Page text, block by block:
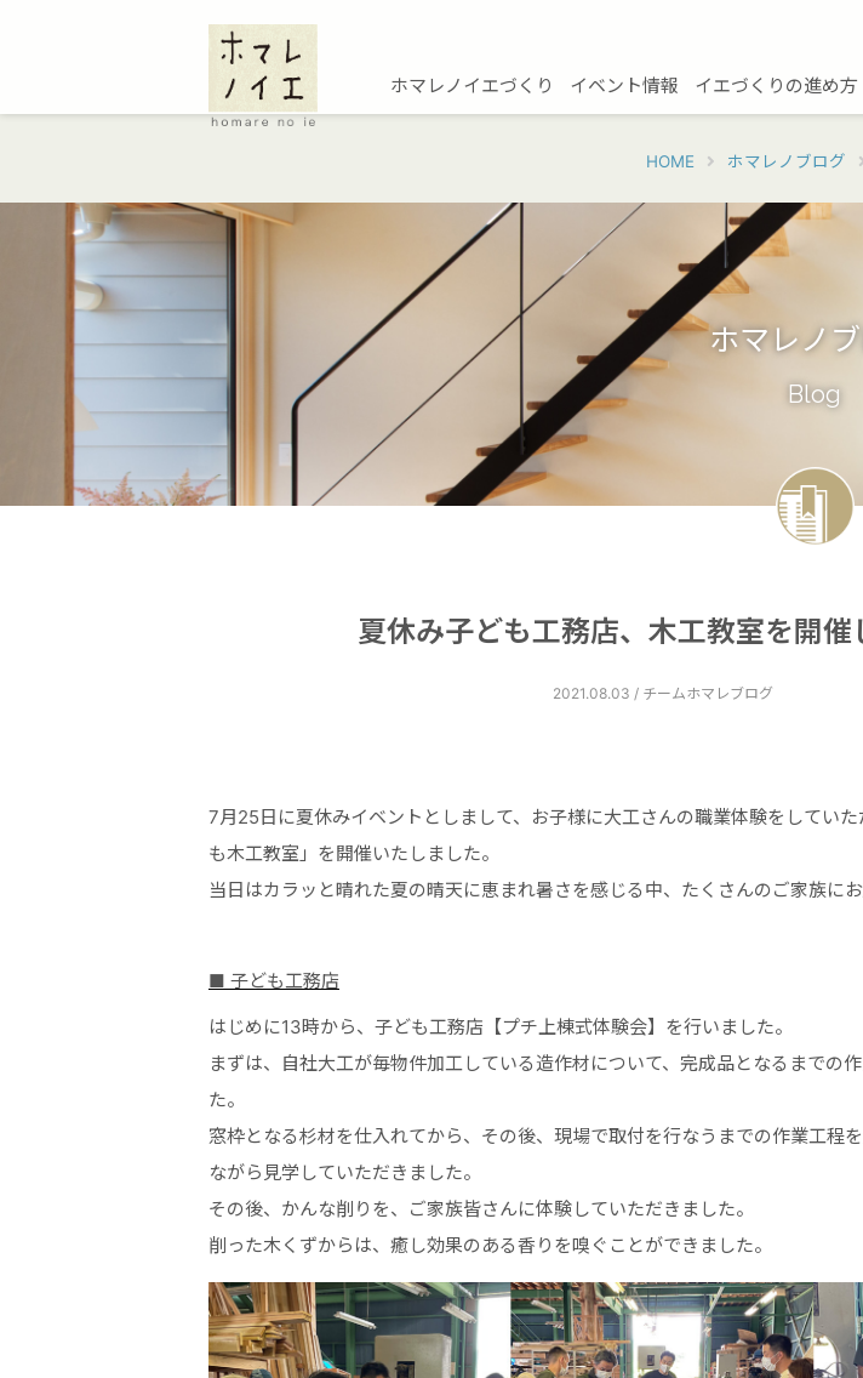
ホマレノイエづくり イベント情報 イエづくりの進め方
HOME ホマレノブログ
ホマレノ
Blog
夏休み子ども工務店、木工教室を開催
2021.08.03 / チームホマレブログ
7月25日に夏休みイベントとしまして、お子様に大工さんの職業体験をしてい
も木工教室」を開催いたしました。
当日はカラッと晴れた夏の晴天に恵まれ暑さを感じる中、たくさんのご家族にお
■ 子ども工務店
はじめに13時から、子ども工務店【プチ上棟式体験会】を行いました。
まずは、自社大工が毎物件加工している造作材について、完成品となるまでの
た。
窓枠となる杉材を仕入れてから、その後、現場で取付を行なうまでの作業工程
ながら見学していただきました。
その後、かんな削りを、ご家族皆さんに体験していただきました。
削った木くずからは、癒し効果のある香りを嗅ぐことができました。